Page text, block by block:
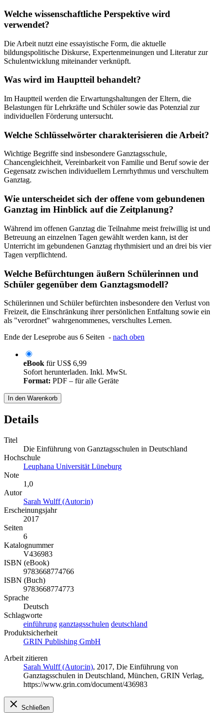
Welche wissenschaftliche Perspektive wird
verwendet?
Die Arbeit nutzt eine essayistische Form, die aktuelle
bildungspolitische Diskurse, Expertenmeinungen und Literatur zur
Schulentwicklung miteinander verknüpft.
Was wird im Hauptteil behandelt?
Im Hauptteil werden die Erwartungshaltungen der Eltern, die
Belastungen für Lehrkräfte und Schüler sowie das Potenzial zur
individuellen Förderung untersucht.
Welche Schlüsselwörter charakterisieren die Arbeit?
Wichtige Begriffe sind insbesondere Ganztagsschule,
Chancengleichheit, Vereinbarkeit von Familie und Beruf sowie der
Gegensatz zwischen individuellem Lernrhythmus und verschultem
Ganztag.
Wie unterscheidet sich der offene vom gebundenen
Ganztag im Hinblick auf die Zeitplanung?
Während im offenen Ganztag die Teilnahme meist freiwillig ist und
Betreuung an einzelnen Tagen gewählt werden kann, ist der
Unterricht im gebundenen Ganztag rhythmisiert und an drei bis vier
Tagen verpflichtend.
Welche Befürchtungen äußern Schülerinnen und
Schüler gegenüber dem Ganztagsmodell?
Schülerinnen und Schüler befürchten insbesondere den Verlust von
Freizeit, die Einschränkung ihrer persönlichen Entfaltung sowie ein
als "verordnet" wahrgenommenes, verschultes Lernen.
Ende der Leseprobe aus 6 Seiten - nach oben
eBook fürUS$ 6,99
Sofort herunterladen. Inkl. MwSt.
Format: PDF – für alle Geräte
In den Warenkorb
Details
Titel
Die Einführung von Ganztagsschulen in Deutschland
Hochschule
Leuphana Universität Lüneburg
Note
1,0
Autor
Sarah Wulff (Autor:in)
Erscheinungsjahr
2017
Seiten
6
Katalognummer
V436983
ISBN (eBook)
9783668774766
ISBN (Buch)
9783668774773
Sprache
Deutsch
Schlagworte
einführung ganztagsschulen deutschland
Produktsicherheit
GRIN Publishing GmbH
Arbeit zitieren
Sarah Wulff (Autor:in), 2017, Die Einführung von
Ganztagsschulen in Deutschland, München, GRIN Verlag,
https://www.grin.com/document/436983
Schließen